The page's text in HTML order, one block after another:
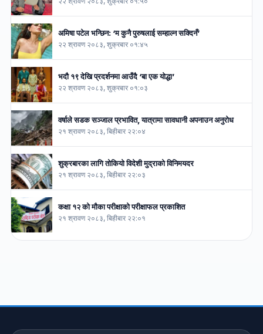
अमिषा पटेल भन्छिन: ‘म कुनै पुरुषलाई सम्हाल्न सक्दिनँ’
२२ श्रावण २०८३, शुक्रबार ०१:४५
भदौ १९ देखि प्रदर्शनमा आउँदै ‘बा एक योद्धा’
२२ श्रावण २०८३, शुक्रबार ०१:०३
वर्षाले सडक सञ्जाल प्रभावित, यात्रामा सावधानी अपनाउन अनुरोध
२१ श्रावण २०८३, बिहीबार २२:०४
शुक्रबारका लागि तोकियो विदेशी मुद्राको विनिमयदर
२१ श्रावण २०८३, बिहीबार २२:०३
कक्षा १२ को मौका परीक्षाको परीक्षाफल प्रकाशित
२१ श्रावण २०८३, बिहीबार २२:०१